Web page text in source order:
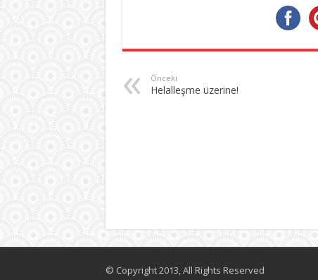
Önceki
Helalleşme üzerine!
© Copyright 2013, All Rights Reserved